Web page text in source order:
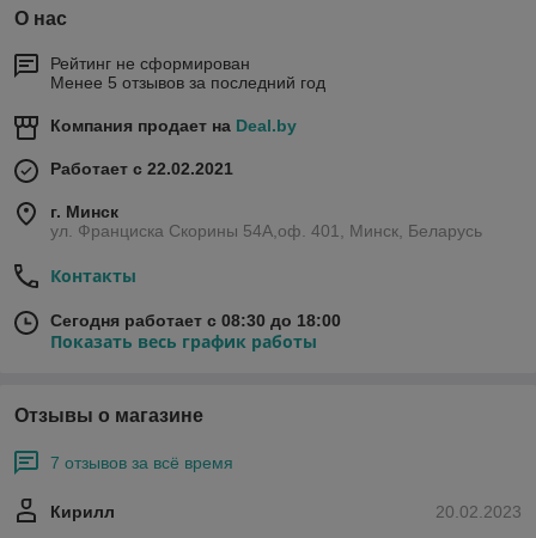
О нас
Рейтинг не сформирован
Менее 5 отзывов за последний год
Компания продает на Deal.by
Работает с 22.02.2021
г. Минск
ул. Франциска Скорины 54А,оф. 401, Минск, Беларусь
Контакты
Сегодня работает с 08:30 до 18:00
Показать весь график работы
Отзывы о магазине
7 отзывов за всё время
20.02.2023
Кирилл